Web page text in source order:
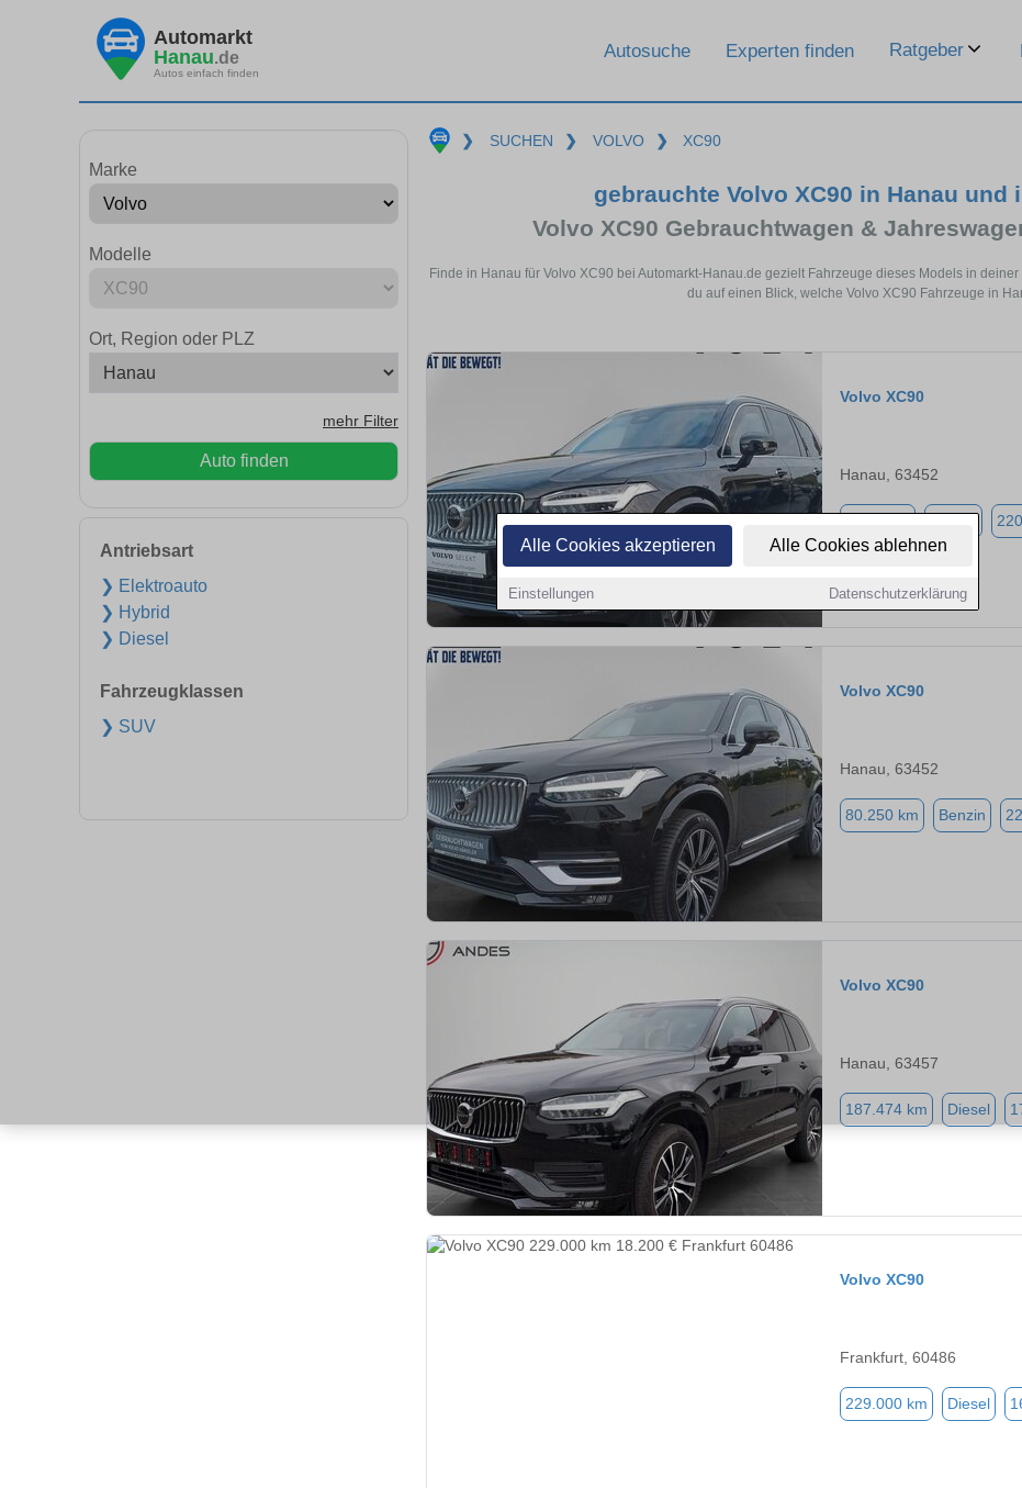
Alle Cookies akzeptieren Alle Cookies ablehnen
Einstellungen Datenschutzerklärung
Automarkt
Hanau.de
Autos einfach finden
Autosuche Experten finden Ratgeber
Marke
Modelle
Ort, Region oder PLZ
mehr Filter
Auto finden
Antriebsart
❯ Elektroauto
❯ Hybrid
❯ Diesel
Fahrzeugklassen
❯ SUV
❯ SUCHEN ❯ VOLVO ❯ XC90
gebrauchte Volvo XC90 in Hanau und
Volvo XC90 Gebrauchtwagen &
Finde in Hanau für Volvo XC90 bei Automarkt-Hanau.de gezielt Fahrzeuge dieses Models in
du auf einen Blick, welche Volvo XC90 Fahrzeuge in
Volvo XC90
Hanau, 63452
Volvo XC90
Hanau, 63452
80.250 km Benzin
Volvo XC90
Hanau, 63457
187.474 km Diesel
Volvo XC90
Frankfurt, 60486
229.000 km Diesel